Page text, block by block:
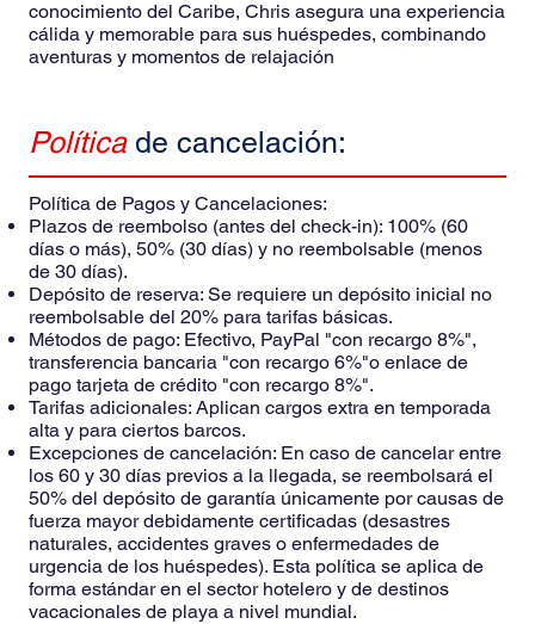
conocimiento del Caribe, Chris asegura una experiencia
cálida y memorable para sus huéspedes, combinando
aventuras y momentos de relajación
Política de cancelación:
Política de Pagos y Cancelaciones:
Plazos de reembolso (antes del check-in): 100% (60
días o más), 50% (30 días) y no reembolsable (menos
de 30 días).
Depósito de reserva: Se requiere un depósito inicial no
reembolsable del 20% para tarifas básicas.
Métodos de pago: Efectivo, PayPal "con recargo 8%",
transferencia bancaria "con recargo 6%"o enlace de
pago tarjeta de crédito "con recargo 8%".
Tarifas adicionales: Aplican cargos extra en temporada
alta y para ciertos barcos.
Excepciones de cancelación: En caso de cancelar entre
los 60 y 30 días previos a la llegada, se reembolsará el
50% del depósito de garantía únicamente por causas de
fuerza mayor debidamente certificadas (desastres
naturales, accidentes graves o enfermedades de
urgencia de los huéspedes). Esta política se aplica de
forma estándar en el sector hotelero y de destinos
vacacionales de playa a nivel mundial.